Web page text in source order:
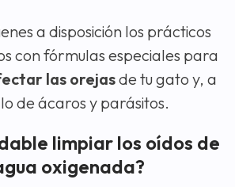
a disposición los prácticos
con fórmulas especiales para
las orejasde tu gato y, a
de ácaros y parásitos.
limpiar los oídos de
oxigenada?